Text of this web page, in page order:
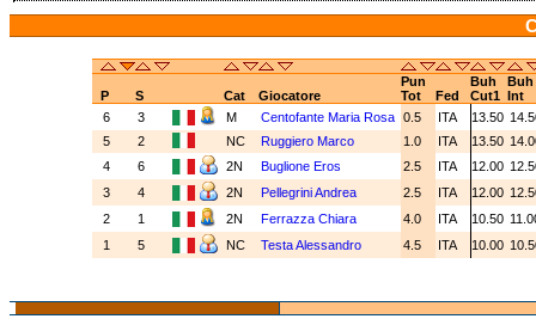
Pun Buh
Buh
P
S Cat Giocatore Tot Fed Cut1 Int
6
3 M Centofante Maria Rosa 0.5 ITA 13.50
5
2 NC Ruggiero Marco 1.0 ITA 13.50
4
6 2N Buglione Eros 2.5 ITA 12.00
3
4 2N Pellegrini Andrea 2.5 ITA 12.00
2
1 2N Ferrazza Chiara 4.0 ITA 10.50
1
5 NC Testa Alessandro 4.5 ITA 10.00